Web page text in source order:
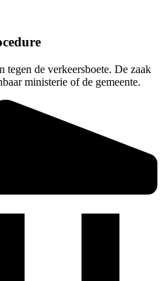
tegen de verkeersboete. De zaak
ministerie of de gemeente.